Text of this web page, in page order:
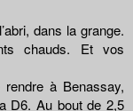
dans la grange.
chauds. Et vos
à Benassay,
D6. Au bout de 2,5